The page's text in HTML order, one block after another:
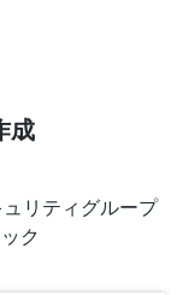
成
リティグループ
ク